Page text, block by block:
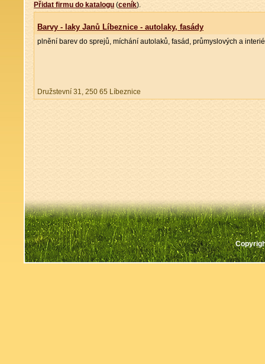
Přidat firmu do katalogu (ceník).
Barvy - laky Janů Líbeznice - autolaky, fasády
plnění barev do sprejů, míchání autolaků, fasád, průmyslových a
Družstevní 31, 250 65 Líbeznice